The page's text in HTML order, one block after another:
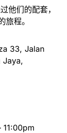
他们的配套，
程。
33, Jalan
Jaya,
11:00pm